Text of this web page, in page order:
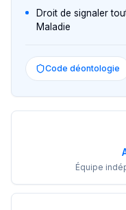
Droit de signaler
Maladie
Code déontologie
Équipe